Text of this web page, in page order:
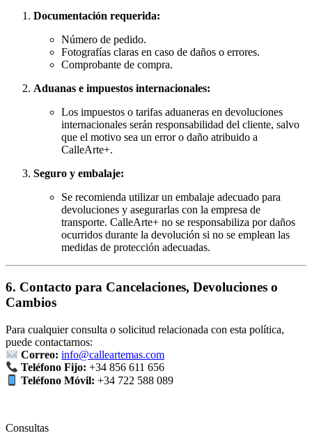
Documentación requerida:
Número de pedido.
Fotografías claras en caso de daños o errores.
Comprobante de compra.
Aduanas e impuestos internacionales:
Los impuestos o tarifas aduaneras en devoluciones
internacionales serán responsabilidad del cliente, salvo
que el motivo sea un error o daño atribuido a
CalleArte+.
Seguro y embalaje:
Se recomienda utilizar un embalaje adecuado para
devoluciones y asegurarlas con la empresa de
transporte. CalleArte+ no se responsabiliza por daños
ocurridos durante la devolución si no se emplean las
medidas de protección adecuadas.
6. Contacto para Cancelaciones, Devoluciones o
Cambios
Para cualquier consulta o solicitud relacionada con esta política,
puede contactarnos:
Correo: info@calleartemas.com
Teléfono Fijo: +34 856 611 656
Teléfono Móvil: +34 722 588 089
Consultas